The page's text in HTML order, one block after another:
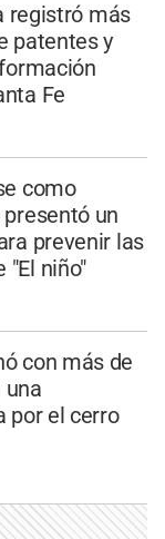
registró más
patentes y
Fe
como
presentó un
prevenir las
"El niño"
con más de
una
por el cerro